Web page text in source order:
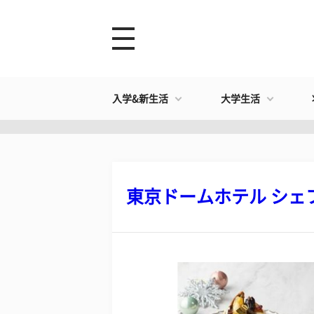
入学&新生活 大学生活
東京ドームホテル シェ